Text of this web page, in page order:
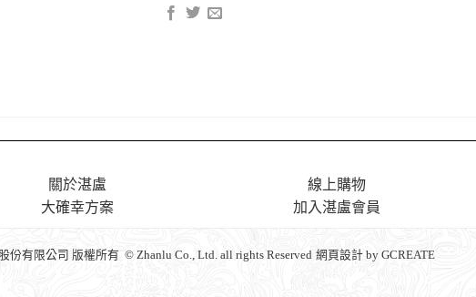
關於湛盧
大確幸方案
線上購物
加入湛盧會員
份有限公司 版權所有 © Zhanlu Co., Ltd. all rights Reserved 網頁設計 by GCREATE